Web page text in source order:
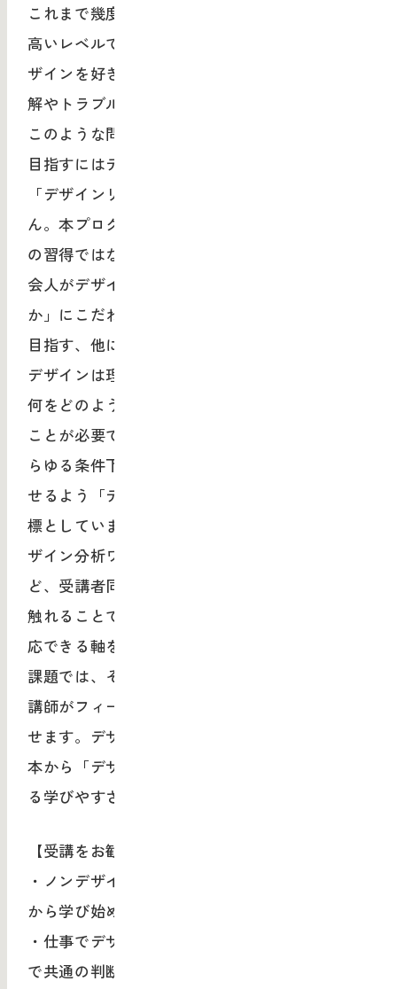
これまで幾度も注目されてきました。しかし、
高いレベルで成果を上げている例は少なく「デ
ザインを好き嫌いで判断してしまう」などの誤
解やトラブルが多く起きているのが現状です。
このような問題から抜け出し、あるべき活用を
目指すにはデザイン的視点、思考のコアとなる
「デザインリテラシー」の向上が欠かせませ
ん。本プログラムは、表層的な知識やハウツー
の習得ではなく「どうしたらノンデザイナー社
会人がデザインの本質を理解し、活用できるの
か」にこだわり「デザインリテラシー」向上を
目指す、他にはない取り組みです。
デザインは理論立てて考えられるものですが、
何をどのように考えるのか、その勘所をつかむ
ことが必要です。そのため授業においても、あ
らゆる条件下で適したデザインを自らが導きだ
せるよう「デザインを見る目をもつ」ことを目
標としています。WE独自のフレームを用いたデ
ザイン分析ワーク、感性開発ワーク、観察な
ど、受講者同士の対話を中心にデザイン事例に
触れることで、幅広い領域のデザイン判断に対
応できる軸を身につけます。最終日のレポート
課題では、それぞれの見方や考え方を共有し、
講師がフィードバックすることで学びを深化さ
せます。デザインに苦手意識のある方でも、基
本から「デザインリテラシー」を伸ばしていけ
る学びやすさが特徴です。
【受講をお勧めしたい方】
・ノンデザイナーのデザイン初学者だが、基本
から学び始めたい
・仕事でデザインを発注・判断する際、チーム
で共通の判断基準を持ちたい